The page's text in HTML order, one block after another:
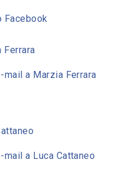
Facebook
Ferrara
mail a Marzia Ferrara
mail a Luca Cattaneo